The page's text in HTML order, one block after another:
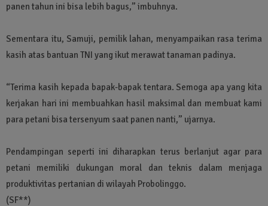
panen tahun ini bisa lebih bagus,” imbuhnya.
Sementara itu, Samuji, pemilik lahan, menyampaikan rasa terima
kasih atas bantuan TNI yang ikut merawat tanaman padinya.
“Terima kasih kepada bapak-bapak tentara. Semoga apa yang kita
kerjakan hari ini membuahkan hasil maksimal dan membuat kami
para petani bisa tersenyum saat panen nanti,” ujarnya.
Pendampingan seperti ini diharapkan terus berlanjut agar para
petani memiliki dukungan moral dan teknis dalam menjaga
produktivitas pertanian di wilayah Probolinggo.
(SF**)